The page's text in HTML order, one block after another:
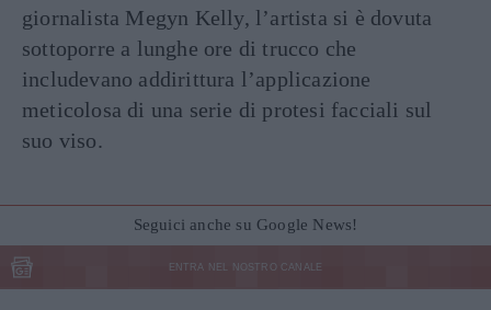
giornalista Megyn Kelly, l’artista si è dovuta
sottoporre a lunghe ore di trucco che
includevano addirittura l’applicazione
meticolosa di una serie di protesi facciali sul
suo viso.
Seguici anche su Google News!
ENTRA NEL NOSTRO CANALE